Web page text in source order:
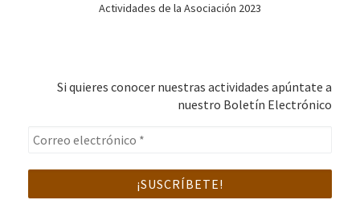
Actividades de la Asociación 2023
Si quieres conocer nuestras actividades apúntate a
nuestro Boletín Electrónico